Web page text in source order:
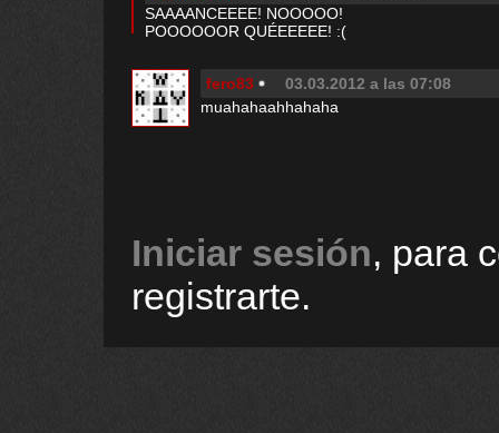
SAAAANCEEEE! NOOOOO!
POOOOOOR QUÉEEEEE! :(
fero83
03.03.2012 a las 07:08
muahahaahhahaha
Iniciar sesión, para
registrarte.